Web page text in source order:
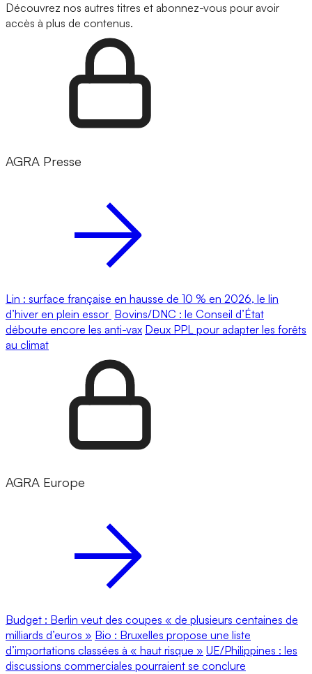
Découvrez nos autres titres et abonnez-vous pour avoir
accès à plus de contenus.
AGRA Presse
Lin : surface française en hausse de 10 % en 2026, le lin
d’hiver en plein essor Bovins/DNC : le Conseil d’État
déboute encore les anti-vax Deux PPL pour adapter les forêts
au climat
AGRA Europe
Budget : Berlin veut des coupes « de plusieurs centaines de
milliards d’euros » Bio : Bruxelles propose une liste
d’importations classées à « haut risque » UE/Philippines : les
discussions commerciales pourraient se conclure